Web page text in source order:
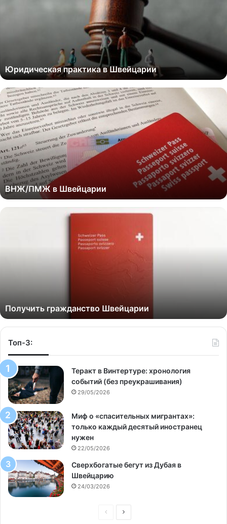
Юридическая практика в Швейцарии
ВНЖ/ПМЖ в Швейцарии
Получить гражданство Швейцарии
Топ-3:
Теракт в Винтертуре: хронология
событий (без преукрашивания)
29/05/2026
Миф о «спасительных мигрантах»:
только каждый десятый иностранец
нужен
22/05/2026
Сверхбогатые бегут из Дубая в
Швейцарию
24/03/2026
Предыдущая
Следующая